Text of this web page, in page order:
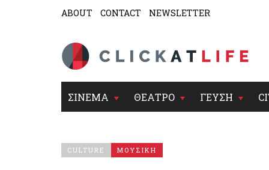
ABOUT CONTACT NEWSLETTER
ΣΙΝΕΜΑ ΘΕΑΤΡΟ ΓΕΥΣΗ
CULTURE ΜΟΥΣΙΚΗ